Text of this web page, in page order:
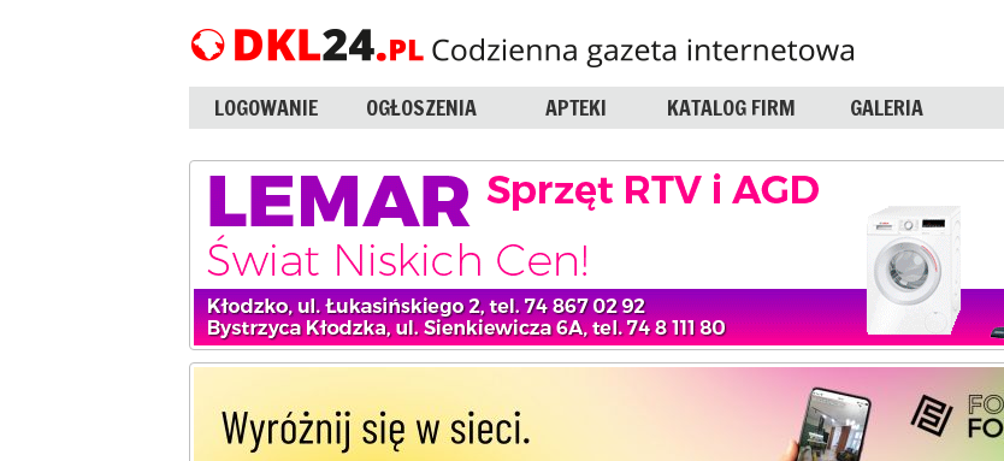
LOGOWANIE OGŁOSZENIA APTEKI KATALOG FIRM GALERIA